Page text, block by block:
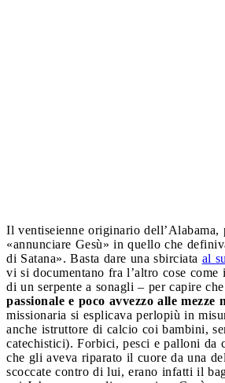
Il ventiseienne originario dell’Alabama,
«annunciare Gesù» in quello che
di Satana». Basta dare una sbirciata al
vi si documentano fra l’altro cose come
di un serpente a sonagli – per capire che
passionale e poco avvezzo alle mezze
missionaria si esplicava perlopiù in
anche istruttore di calcio coi bambini,
catechistici). Forbici, pesci e palloni da
che gli aveva riparato il cuore da una
scoccate contro di lui, erano infatti il